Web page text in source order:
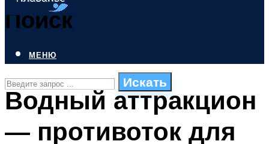
Поиск
Искать
СТИЛИ ПЛАВАНЬЯ
ПЛАВАНЬЕ ДЛЯ ДЕТЕЙ
МЕНЮ
Водный аттракцион
— противоток для